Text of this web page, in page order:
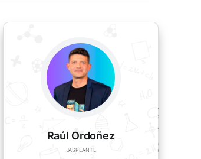
Raúl Ordoñez
JASPEANTE